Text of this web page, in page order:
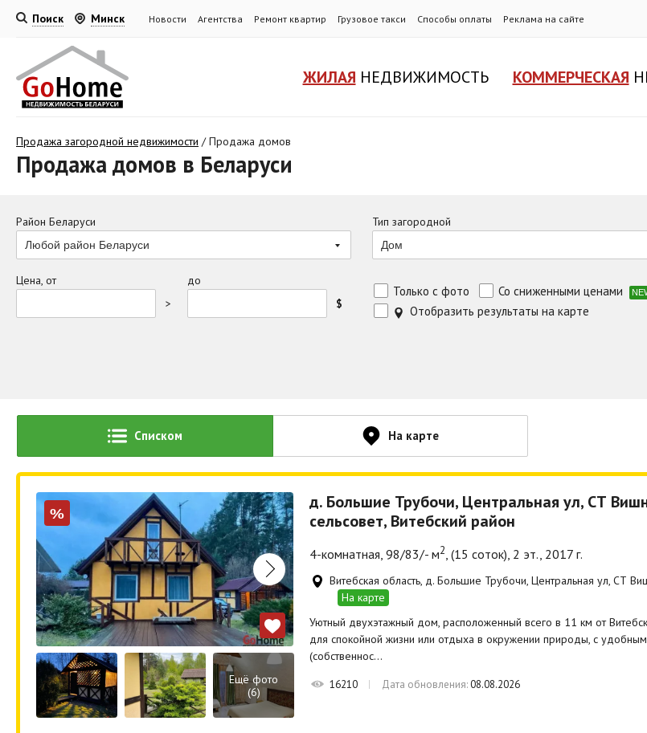
Поиск Минск Новости Агентства Ремонт квартир Грузовое такси Способы оплаты Реклама на сайте
ЖИЛАЯ НЕДВИЖИМОСТЬ КОММЕРЧЕСКАЯ
Продажа загородной недвижимости /Продажа домов
Продажа домов в Беларуси
Район Беларуси
Любой район Беларуси
Тип загородной
Дом
Цена, от
>
до
$
Только с фото Со сниженными ценами
Отобразить результаты на карте
Списком На карте
%
Ещё фото
(6)
д. Большие Трубочи, Центральная ул, СТ
сельсовет, Витебский район
4-комнатная, 98/83/- м2, (15 соток), 2 эт., 2017 г.
Витебская область, д. Большие Трубочи, Центральная ул, СТ
На карте
Уютный двухэтажный дом, расположенный всего в 11 км от
для спокойной жизни или отдыха в окружении природы, с
(собственнос…
16210 Дата обновления:08.08.2026